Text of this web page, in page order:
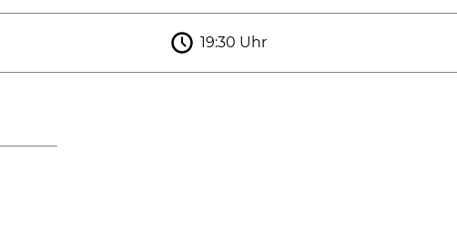
19:30 Uhr